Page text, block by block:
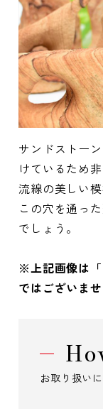
サンドストー
けているため
流線の美しい
この穴を通っ
でしょう。
※上記画像は
ではございませ
お取り扱い